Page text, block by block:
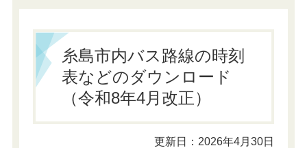
糸島市内バス路線の時刻
表などのダウンロード
（令和8年4月改正）
更新日：2026年4月30日